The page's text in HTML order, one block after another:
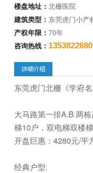
楼盘地址：北栅医院
建筑类型： 东莞虎门小产
产权年限：70年
咨询热线：
东莞虎门北栅《学府
大马路第一排A.B 两
梯10户，双电梯双楼梯
开盘巨惠：4280元/平
经典户型: